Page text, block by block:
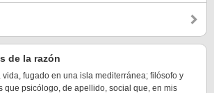
de la razón
fugado en una isla mediterránea; filósofo y
que psicólogo, de apellido, social que, en mis